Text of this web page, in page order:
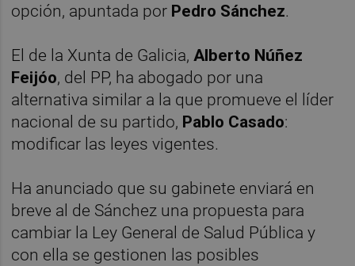
opción, apuntada por Pedro Sánchez.
El de la Xunta de Galicia, Alberto Núñez
Feijóo, del PP, ha abogado por una
alternativa similar a la que promueve el líder
nacional de su partido, Pablo Casado:
modificar las leyes vigentes.
Ha anunciado que su gabinete enviará en
breve al de Sánchez una propuesta para
cambiar la Ley General de Salud Pública y
con ella se gestionen las posibles